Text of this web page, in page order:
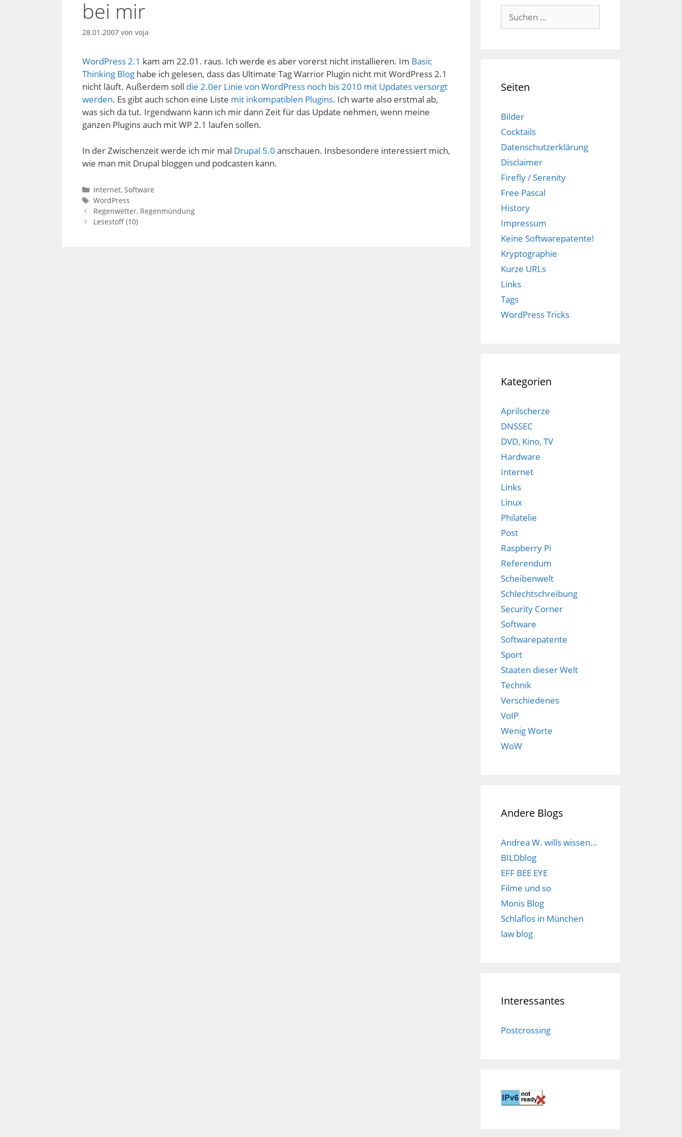
bei mir
28.01.2007 von voja
WordPress 2.1 kam am 22.01. raus. Ich werde es aber vorerst nicht installieren. Im Basic
Thinking Blog habe ich gelesen, dass das Ultimate Tag Warrior Plugin nicht mit WordPress 2.1
nicht läuft. Außerdem soll die 2.0er Linie von WordPress noch bis 2010 mit Updates versorgt
werden. Es gibt auch schon eine Liste mit inkompatiblen Plugins. Ich warte also erstmal ab,
was sich da tut. Irgendwann kann ich mir dann Zeit für das Update nehmen, wenn meine
ganzen Plugins auch mit WP 2.1 laufen sollen.
In der Zwischenzeit werde ich mir mal Drupal 5.0 anschauen. Insbesondere interessiert mich,
wie man mit Drupal bloggen und podcasten kann.
Kategorien
Internet, Software
Schlagwörter
WordPress
Regenwetter, Regenmündung
Lesestoff (10)
Suchen
nach:
Seiten
Bilder
Cocktails
Datenschutzerklärung
Disclaimer
Firefly / Serenity
Free Pascal
History
Impressum
Keine Softwarepatente!
Kryptographie
Kurze URLs
Links
Tags
WordPress Tricks
Kategorien
Aprilscherze
DNSSEC
DVD, Kino, TV
Hardware
Internet
Links
Linux
Philatelie
Post
Raspberry Pi
Referendum
Scheibenwelt
Schlechtschreibung
Security Corner
Software
Softwarepatente
Sport
Staaten dieser Welt
Technik
Verschiedenes
VoIP
Wenig Worte
WoW
Andere Blogs
Andrea W. wills wissen…
BILDblog
EFF BEE EYE
Filme und so
Monis Blog
Schlaflos in München
law blog
Interessantes
Postcrossing